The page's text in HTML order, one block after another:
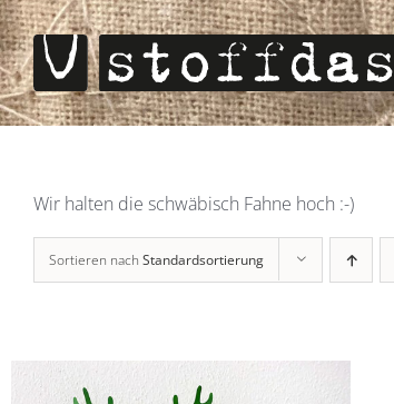
Zum
Inhalt
springen
Wir halten die schwäbisch Fahne hoch :-)
Sortieren nach Standardsortierung